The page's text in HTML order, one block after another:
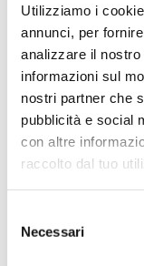
Utilizziamo i
annunci, per
analizzare il
informazioni sul
nostri partner che
pubblicità e social
con altre
raccolto dal tuo
delNecessari